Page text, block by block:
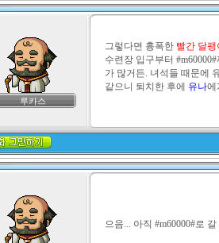
루카스
그렇다면 흉폭한 빨간 달
수련장 입구부터
가 많거든. 녀석들 때문에
같으니 퇴치한 후에 유나에
으음... 아직 #m60000#로